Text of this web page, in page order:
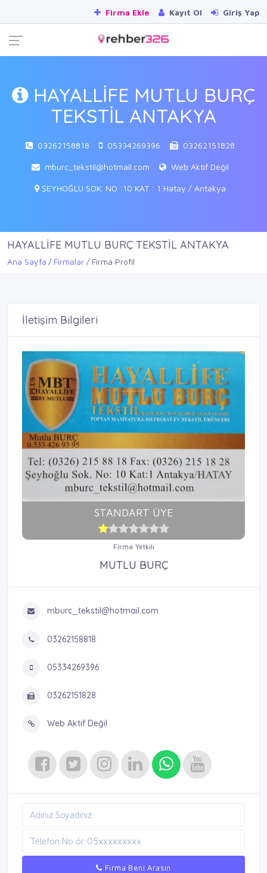
Firma Ekle Kayıt Ol Giriş Yap
HAYALLİFE MUTLU BURÇ
TEKSTİL ANTAKYA
03262158818 05334269396 03262151828
mburc_tekstil@hotmail.com Web Aktif Değil
ŞEYHOĞLU SOK. NO :10 KAT : 1 Hatay / Antakya
HAYALLİFE MUTLU BURÇ TEKSTİL ANTAKYA
Ana Sayfa Firmalar Firma Profil
İletişim Bilgileri
STANDART ÜYE
Firma Yetkili
MUTLU BURÇ
mburc_tekstil@hotmail.com
03262158818
05334269396
03262151828
Web Aktif Değil
Firma Beni Arasın